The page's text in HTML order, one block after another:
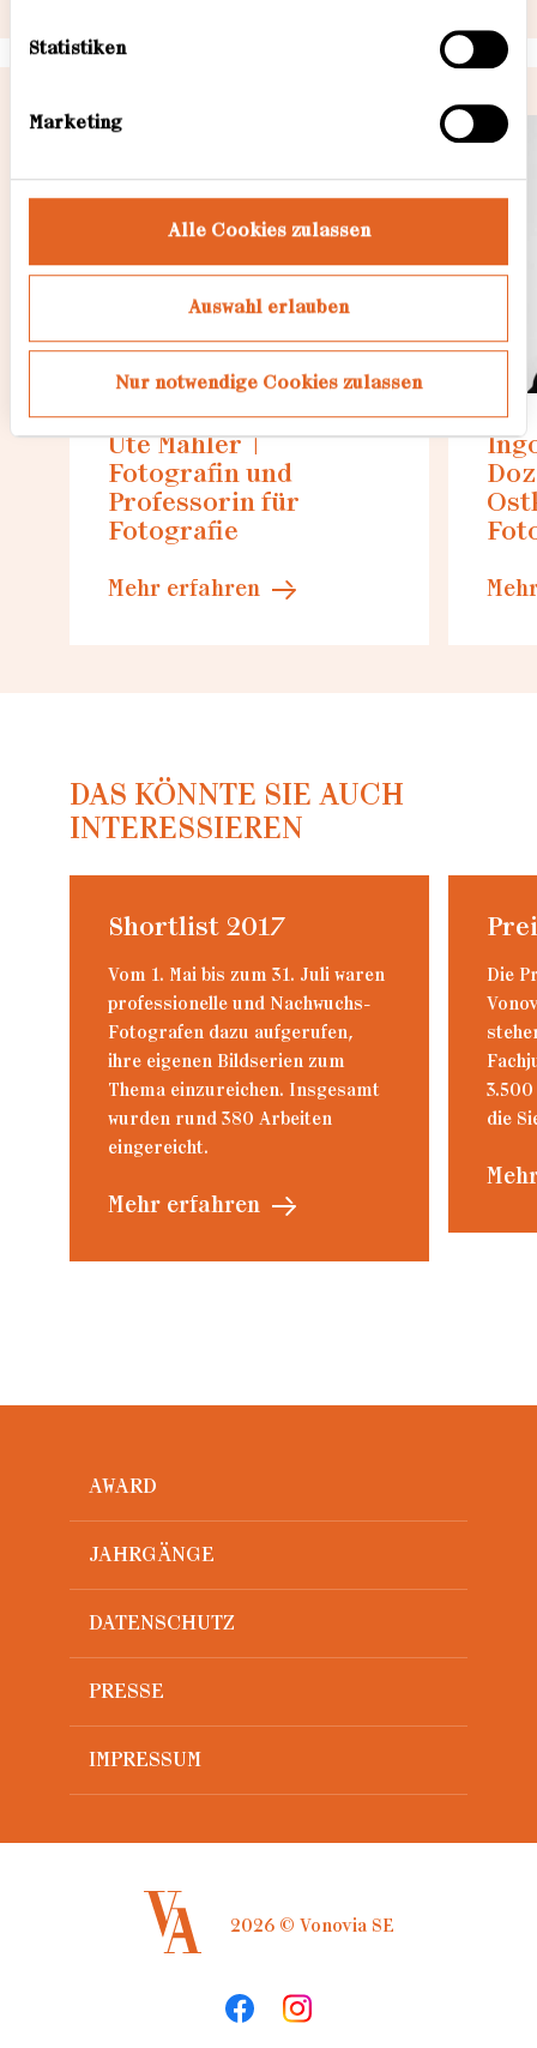
Statistiken
Marketing
Alle Cookies zulassen
Auswahl erlauben
Nur notwendige Cookies zulassen
Loading...
Ute Mahler |
Fotografin und
Professorin für
Fotografie
Mehr erfahren
DAS KÖNNTE SIE AUCH
INTERESSIEREN
Shortlist 2017
Vom 1. Mai bis zum 31. Juli waren
professionelle und Nachwuchs-
Fotografen dazu aufgerufen,
ihre eigenen Bildserien zum
Thema einzureichen. Insgesamt
wurden rund 380 Arbeiten
eingereicht.
Mehr erfahren
Die
die
AWARD
JAHRGÄNGE
DATENSCHUTZ
PRESSE
IMPRESSUM
2026 © Vonovia SE